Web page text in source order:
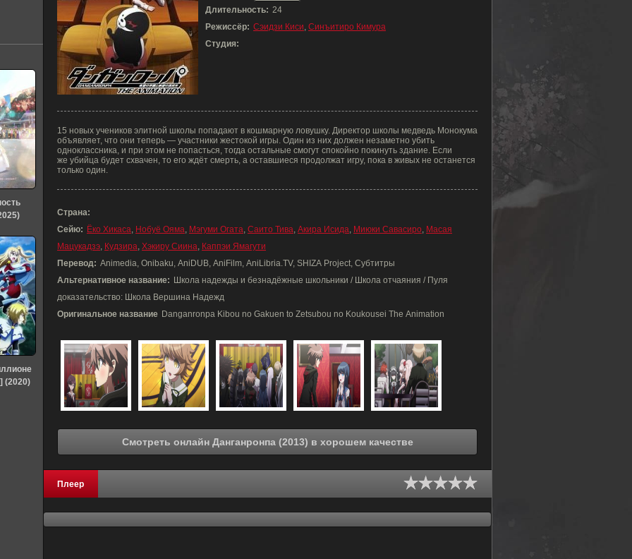
Длительность: 24
Режиссёр: Сэидзи Киси, Синъитиро Кимура
Студия:
15 новых учеников элитной школы попадают в кошмарную ловушку. Директор школы медведь Монокума
объявляет, что они теперь — участники жестокой игры. Один из них должен незаметно убить
одноклассника, и при этом не попасться, тогда остальные смогут спокойно покинуть здание. Если
же убийца будет схвачен, то его ждёт смерть, а оставшиеся продолжат игру, пока в живых не останется
только один.
Страна:
Сейю: Ёко Хикаса, Нобуё Ояма, Мэгуми Огата, Саито Тива, Акира Исида, Миюки Савасиро, Масая
Мацукадзэ, Кудзира, Хэкиру Сиина, Каппэи Ямагути
Перевод: Animedia, Onibaku, AniDUB, AniFilm, AniLibria.TV, SHIZA Project, Субтитры
Альтернативное название: Школа надежды и безнадёжные школьники / Школа отчаяния / Пуля
доказательство: Школа Вершина Надежд
Оригинальное название Danganronpa Kibou no Gakuen to Zetsubou no Koukousei The Animation
Смотреть онлайн Данганронпа (2013) в хорошем качестве
Плеер
(2020)